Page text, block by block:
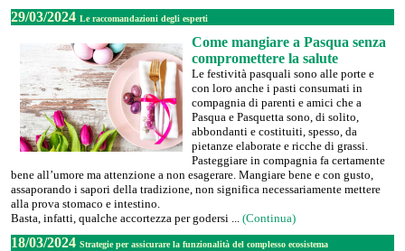
29/03/2024 Le raccomandazioni degli esperti
Come mangiare a Pasqua senza
compromettere la salute
Le festività pasquali sono alle porte e
con loro anche i pasti consumati in
compagnia di parenti e amici che a
Pasqua e Pasquetta sono, di solito,
abbondanti e costituiti, spesso, da
pietanze elaborate e ricche di grassi.
Pasteggiare in compagnia fa certamente
bene all’umore ma attenzione a non esagerare. Mangiare bene e con gusto,
assaporando i sapori della tradizione, non significa necessariamente mettere
alla prova stomaco e intestino.
Basta, infatti, qualche accortezza per godersi ... (Continua)
18/03/2024 Strategie per assicurare la funzionalità del complesso ecosistema